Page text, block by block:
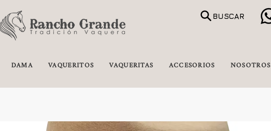
BUSCAR
DAMA VAQUERITOS VAQUERITAS ACCESORIOS NOSOTROS